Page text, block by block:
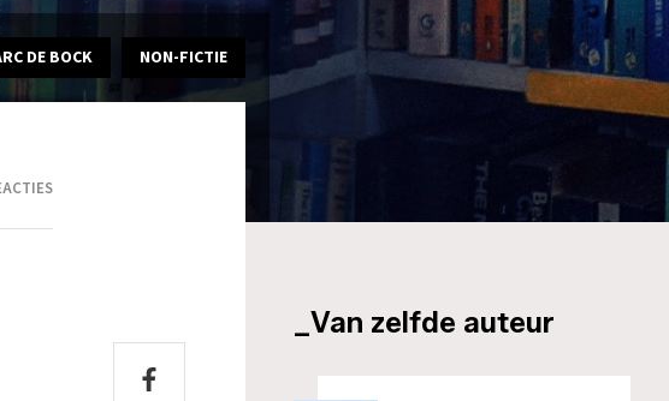
DE BOCK NON-FICTIE
_Van zelfde auteur